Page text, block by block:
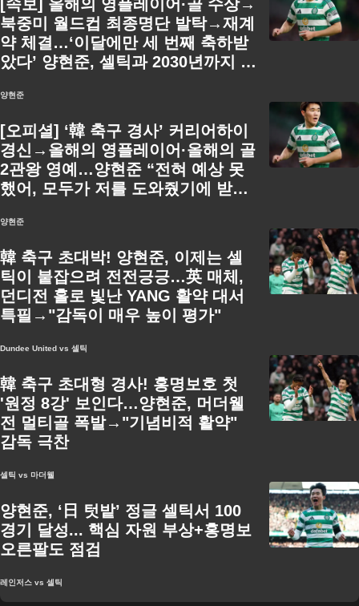
[속보] 올해의 영플레이어·골 수상→
북중미 월드컵 최종명단 발탁→재계
약 체결…‘이달에만 세 번째 축하받
았다’ 양현준, 셀틱과 2030년까지 동
양현준
[오피셜] ‘韓 축구 경사’ 커리어하이
경신→올해의 영플레이어·올해의 골
2관왕 영예…양현준 “전혀 예상 못
했어, 모두가 저를 도와줬기에 받을
양현준
韓 축구 초대박! 양현준, 이제는 셀
틱이 붙잡으려 전전긍긍…英 매체,
던디전 홀로 빛난 YANG 활약 대서
특필→"감독이 매우 높이 평가"
Dundee United vs 셀틱
韓 축구 초대형 경사! 홍명보호 첫
'원정 8강' 보인다…양현준, 머더웰
전 멀티골 폭발→"기념비적 활약"
감독 극찬
셀틱 vs 마더웰
양현준, ‘日 텃밭’ 정글 셀틱서 100
경기 달성... 핵심 자원 부상+홍명보
오른팔도 점검
레인저스 vs 셀틱